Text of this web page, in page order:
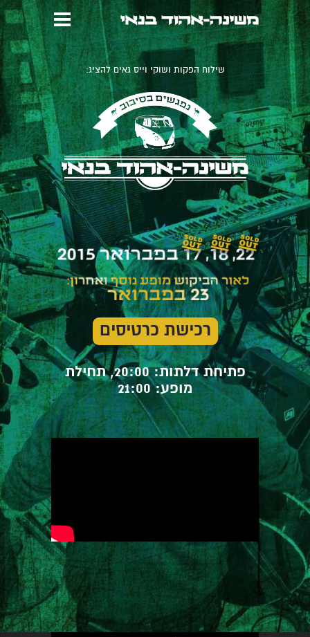
שילוח הפקות ושוקי וייס גאים להציג:
רכישת כרטיסים
פתיחת דלתות: 20:00, תחילת
מופע: 21:00